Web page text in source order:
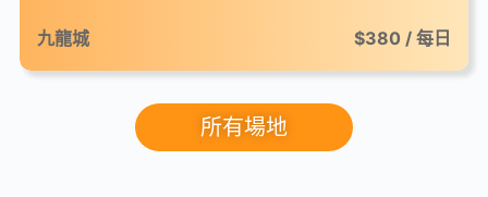
九龍城 $380 / 每日
所有場地